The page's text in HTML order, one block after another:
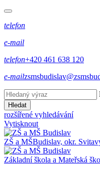
telefon
e-mail
telefon+420 461 638 120
e-mail
Hledat
rozšířené vyhledávání
Vytisknout
ZŠ a MŠBudislav, okr.
Základní škola a Mateřská